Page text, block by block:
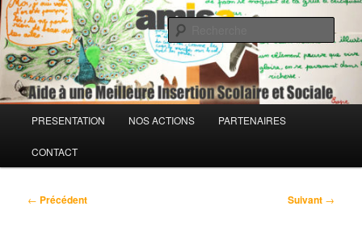
Aller
au
contenu
principalAMISS – Aide à une Meilleure
Insertion Scolaire et Sociale
Association loi 1901
principal
PRESENTATION NOS ACTIONS PARTENAIRES
CONTACT
Navigation
← Précédent Suivant →